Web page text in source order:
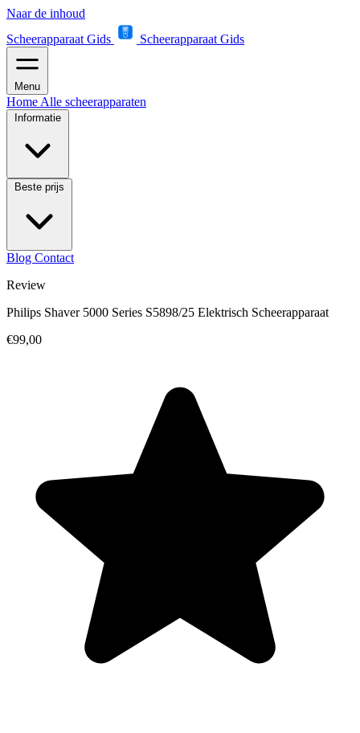
Naar de inhoud
Scheerapparaat Gids
Scheerapparaat Gids
Menu
Home Alle scheerapparaten
Informatie
Beste prijs
Blog Contact
Review
Philips Shaver 5000 Series S5898/25 Elektrisch Scheerapparaat
€99,00